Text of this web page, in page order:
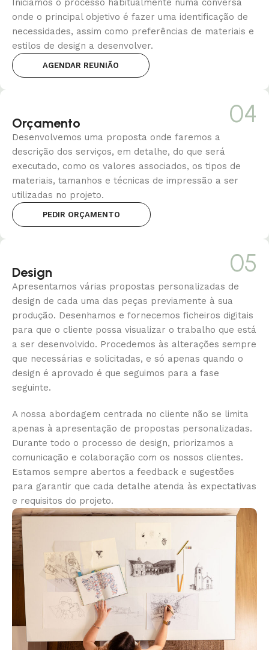
Iniciamos o processo habitualmente numa conversa
onde o principal objetivo é fazer uma identificação de
necessidades, assim como preferências de materiais e
estilos de design a desenvolver.
AGENDAR REUNIÃO
04
Orçamento
Desenvolvemos uma proposta onde faremos a
descrição dos serviços, em detalhe, do que será
executado, como os valores associados, os tipos de
materiais, tamanhos e técnicas de impressão a ser
utilizadas no projeto.
PEDIR ORÇAMENTO
05
Design
Apresentamos várias propostas personalizadas de
design de cada uma das peças previamente à sua
produção. Desenhamos e fornecemos ficheiros digitais
para que o cliente possa visualizar o trabalho que está
a ser desenvolvido. Procedemos às alterações sempre
que necessárias e solicitadas, e só apenas quando o
design é aprovado é que seguimos para a fase
seguinte.
A nossa abordagem centrada no cliente não se limita
apenas à apresentação de propostas personalizadas.
Durante todo o processo de design, priorizamos a
comunicação e colaboração com os nossos clientes.
Estamos sempre abertos a feedback e sugestões
para garantir que cada detalhe atenda às expectativas
e requisitos do projeto.